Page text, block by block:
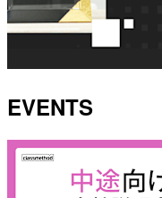
EVENTS